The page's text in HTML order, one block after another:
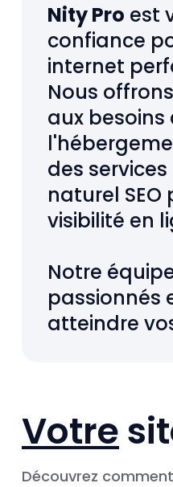
Nity Pro est
confiance
internet
Nous
aux besoins
des
naturel
visibilité en
Notre
passionnés
atteindre
Votre
Découvrez